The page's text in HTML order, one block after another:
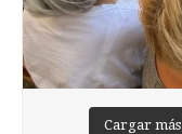
Cargar más